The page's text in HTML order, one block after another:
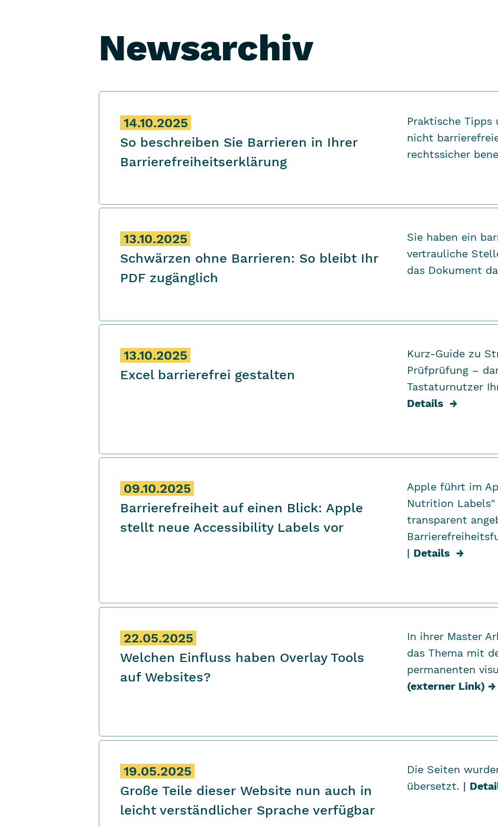
Newsarchiv
14.10.2025
So beschreiben Sie Barrieren in Ihrer
Barrierefreiheitserklärung
Praktische Tipps
nicht
rechtssicher
13.10.2025
Schwärzen ohne Barrieren: So bleibt Ihr
PDF zugänglich
Sie haben ein
vertrauliche
das Dokument
13.10.2025
Excel barrierefrei gestalten
Kurz-Guide zu
Prüfprüfung –
Tastaturnutzer
Details →
09.10.2025
Barrierefreiheit auf einen Blick: Apple
stellt neue Accessibility Labels vor
Apple führt im
Nutrition Labels"
transparent
Details →
22.05.2025
Welchen Einfluss haben Overlay Tools
auf Websites?
In ihrer Master
das Thema mit
permanenten
(externer Link) →
19.05.2025
Große Teile dieser Website nun auch in
leicht verständlicher Sprache verfügbar
Die Seiten
übersetzt. |